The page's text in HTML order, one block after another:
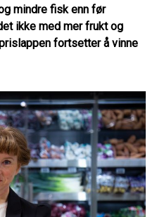
mindre fisk enn før
ikke med mer frukt og
fortsetter å vinne